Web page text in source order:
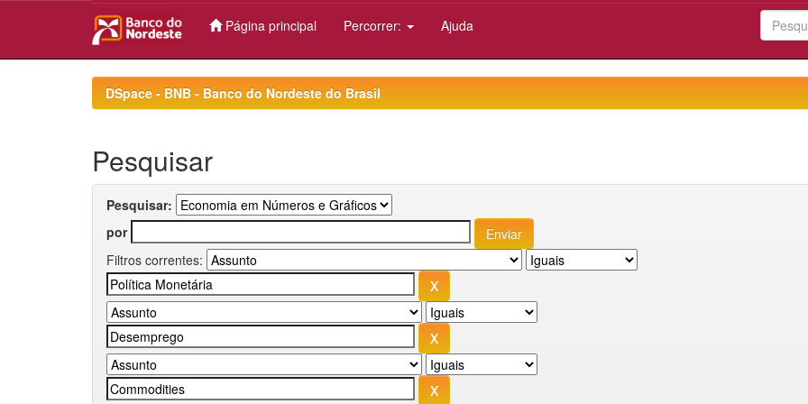
Página principal Percorrer: Ajuda
DSpace - BNB - Banco do Nordeste do Brasil
Pesquisar
Pesquisar:
por
Filtros correntes: